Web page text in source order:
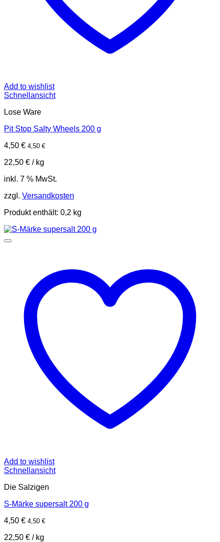
Add to wishlist
Schnellansicht
Lose Ware
Pit Stop Salty Wheels​​ 200 g
4,50 € 4,50 €
22,50 € / kg
inkl. 7 % MwSt.
zzgl. Versandkosten
Produkt enthält: 0,2 kg
Add to wishlist
Schnellansicht
Die Salzigen
S-Märke supersalt 200 g
4,50 € 4,50 €
22,50 € / kg